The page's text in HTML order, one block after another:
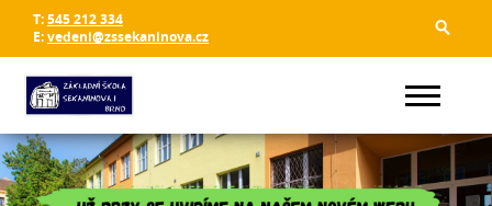
T:545 212 334
E:vedeni@zssekaninova.cz